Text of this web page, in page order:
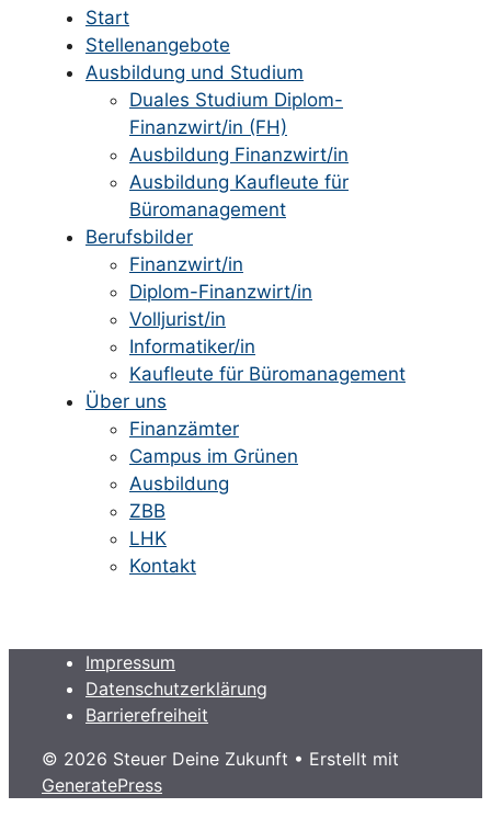
Start
Stellenangebote
Ausbildung und Studium
Duales Studium Diplom-
Finanzwirt/in (FH)
Ausbildung Finanzwirt/in
Ausbildung Kaufleute für
Büromanagement
Berufsbilder
Finanzwirt/in
Diplom-Finanzwirt/in
Volljurist/in
Informatiker/in
Kaufleute für Büromanagement
Über uns
Finanzämter
Campus im Grünen
Ausbildung
ZBB
LHK
Kontakt
Impressum
Datenschutzerklärung
Barrierefreiheit
© 2026 Steuer Deine Zukunft • Erstellt mit
GeneratePress